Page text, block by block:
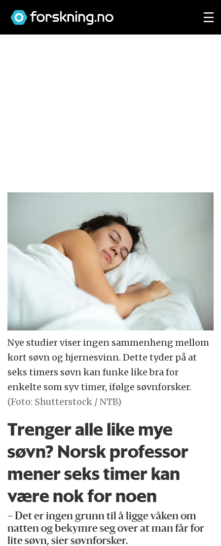
Nye studier viser ingen sammenheng mellom
kort søvn og hjernesvinn. Dette tyder på at
seks timers søvn kan funke like bra for
enkelte som syv timer, ifølge søvnforsker.
(Foto: Shutterstock / NTB)
Trenger alle like mye
søvn? Norsk professor
mener seks timer kan
være nok for noen
– Det er ingen grunn til å ligge våken om
natten og bekymre seg over at man får for
lite søvn, sier søvnforsker.